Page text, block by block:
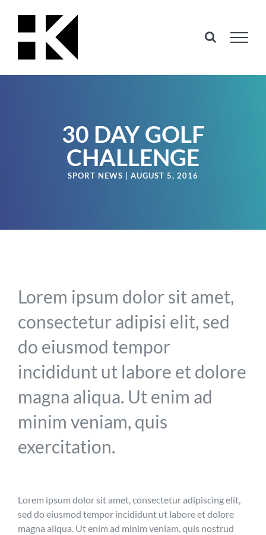
content
30 DAY GOLF
CHALLENGE
SPORT NEWS | AUGUST 5, 2016
Lorem ipsum dolor sit amet,
consectetur adipisi elit, sed
do eiusmod tempor
incididunt ut labore et dolore
magna aliqua. Ut enim ad
minim veniam, quis
exercitation.
Lorem ipsum dolor sit amet, consectetur adipiscing elit,
sed do eiusmod tempor incididunt ut labore et dolore
magna aliqua. Ut enim ad minim veniam, quis nostrud